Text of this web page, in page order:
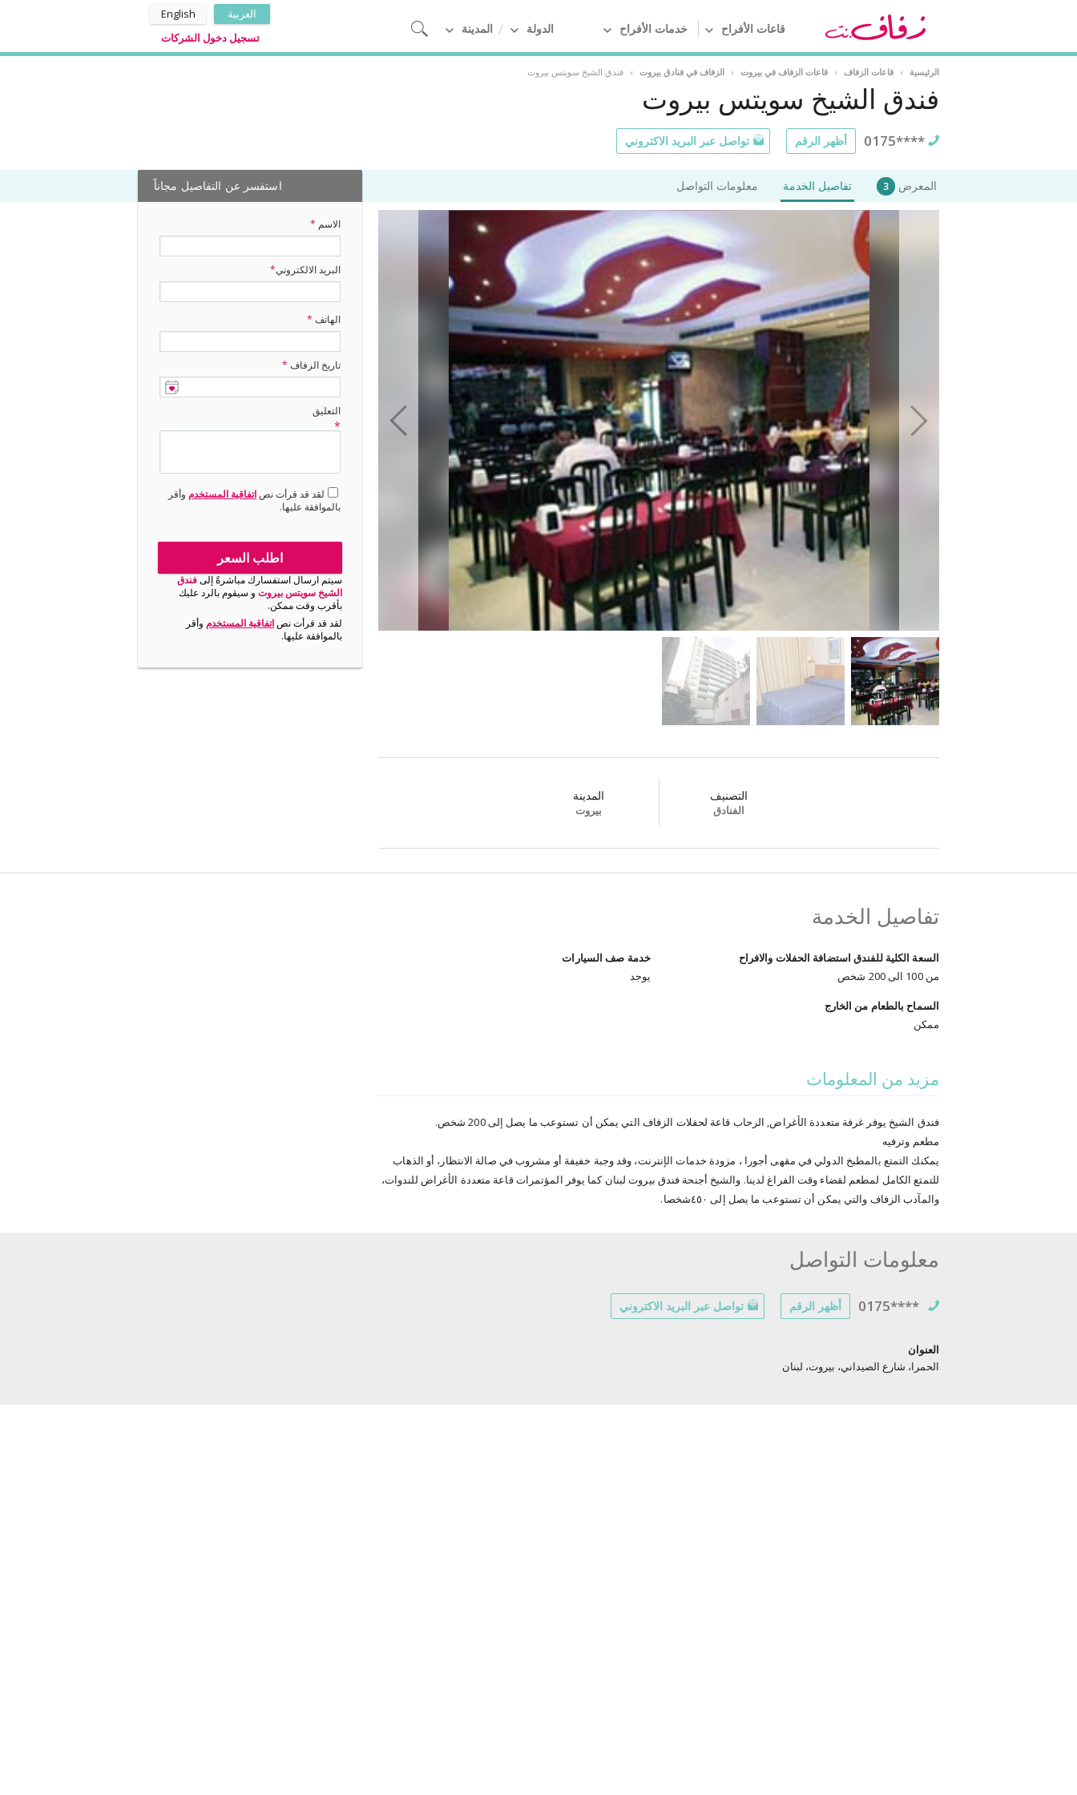
قاعات الأفراح خدمات الأفراح الدولة المدينة
العربية
English
تسجيل دخول الشركات
الرئيسية › قاعات الزفاف › قاعات الزفاف في بيروت › الزفاف في فنادق بيروت › فندق الشيخ سويتس بيروت
فندق الشيخ سويتس بيروت
0175**** أظهر الرقم تواصل عبر البريد الاكتروني
المعرض 3 تفاصيل الخدمة معلومات التواصل
التصنيف
الفنادق
المدينة
بيروت
استفسر عن التفاصيل مجاناً
الاسم *
البريد الالكتروني*
الهاتف *
تاريخ الزفاف *
التعليق
*
لقد قد قرأت نصاتفاقية المستخدم وأقر
بالموافقة عليها.
اطلب السعر
سيتم ارسال استفسارك مباشرةً إلىفندق
الشيخ سويتس بيروت و سيقوم بالرد عليك
بأقرب وقت ممكن.
لقد قد قرأت نصاتفاقية المستخدم وأقر
بالموافقة عليها.
تفاصيل الخدمة
السعة الكلية للفندق استضافة الحفلات والافراح
من 100 الى 200 شخص
خدمة صف السيارات
يوجد
السماح بالطعام من الخارج
ممكن
مزيد من المعلومات
فندق الشيخ يوفر غرفة متعددة الأغراض, الرحاب قاعة لحفلات الزفاف التي يمكن أن تستوعب ما يصل إلى 200 شخص.
مطعم وترفيه
يمكنك التمتع بالمطبخ الدولي في مقهى أجورا ، مزودة خدمات الإنترنت، وقد وجبة خفيفة أو مشروب في صالة الانتظار، أو الذهاب
للتمتع الكامل لمطعم لقضاء وقت الفراغ لدينا. والشيخ أجنحة فندق بيروت لبنان كما يوفر المؤتمرات قاعة متعددة الأغراض للندوات،
والمآدب الزفاف والتي يمكن أن تستوعب ما يصل إلى ٤٥٠شخصا.
معلومات التواصل
0175**** أظهر الرقم تواصل عبر البريد الاكتروني
العنوان
الحمرا، شارع الصيداني، بيروت، لبنان